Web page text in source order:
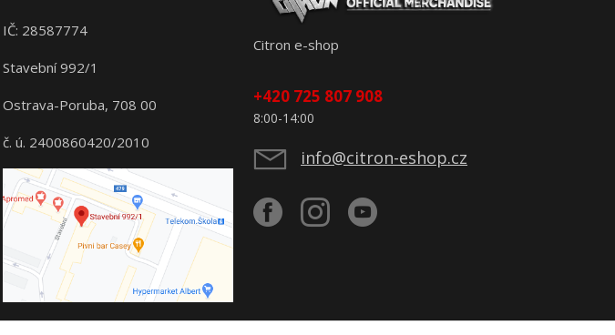
IČ: 28587774
Stavební 992/1
Ostrava-Poruba, 708 00
č. ú. 2400860420/2010
Citron e-shop
+420 725 807 908
8:00-14:00
info@citron-eshop.cz